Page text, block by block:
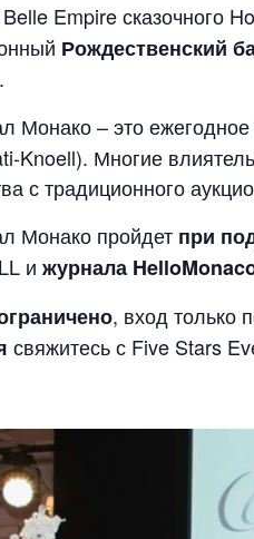
Empire сказочного
Рождественский
Монако – это
Knoell). Многие
с традиционного
Монако пройдет при
и журнала
, вход только
свяжитесь с Five Stars